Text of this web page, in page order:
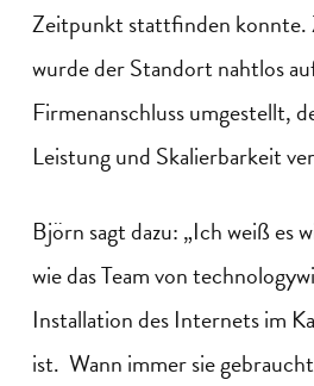
Zeitpunkt stattfinden konnte.
wurde der Standort nahtlos
Firmenanschluss umgestellt,
Leistung und Skalierbarkeit
Björn sagt dazu: „Ich weiß es
wie das Team von
Installation des Internets im
ist. Wann immer sie